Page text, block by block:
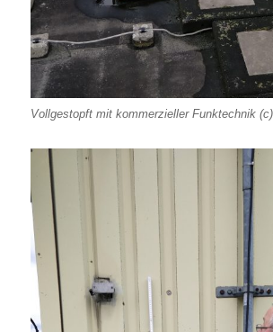
Vollgestopft mit kommerzieller Funktechnik